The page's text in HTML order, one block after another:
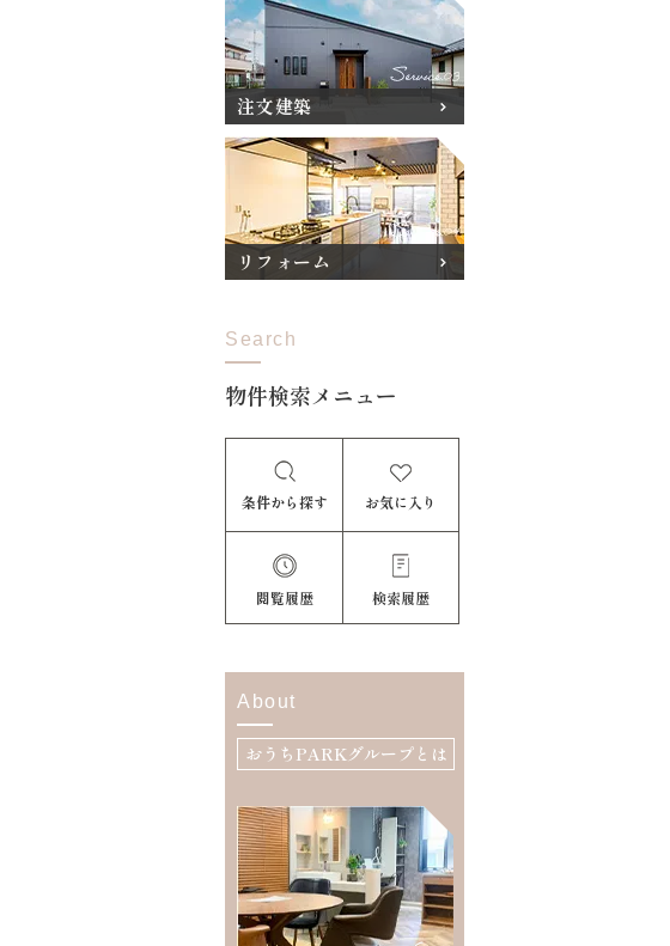
注文建築
リフォーム
Search
物件検索メニュー
条件から探す お気に入り
閲覧履歴 検索履歴
About
おうちPARKグループとは